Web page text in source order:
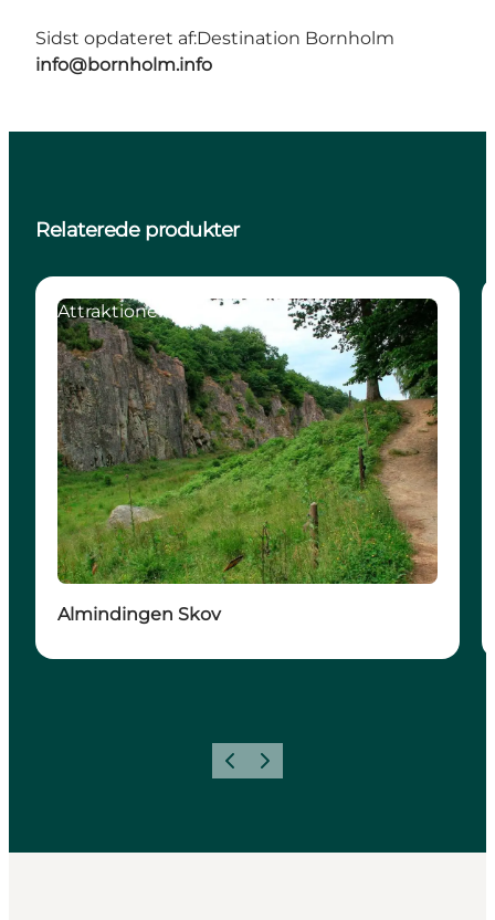
Sidst opdateret af:Destination Bornholm
info@bornholm.info
Relaterede produkter
Attraktioner
Almindingen Skov
ForrigeNæste